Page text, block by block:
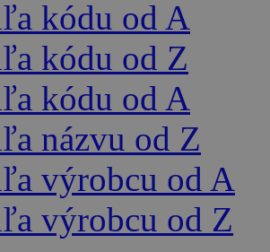
kódu od A
kódu od Z
kódu od A
názvu od Z
výrobcu od A
výrobcu od Z